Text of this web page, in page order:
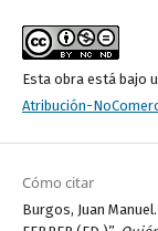
Esta obra está bajo
Atribución-
Cómo citar
Burgos, Juan